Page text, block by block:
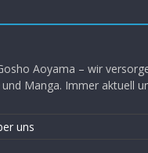
Aoyama – wir
Manga. Immer aktuell
uns